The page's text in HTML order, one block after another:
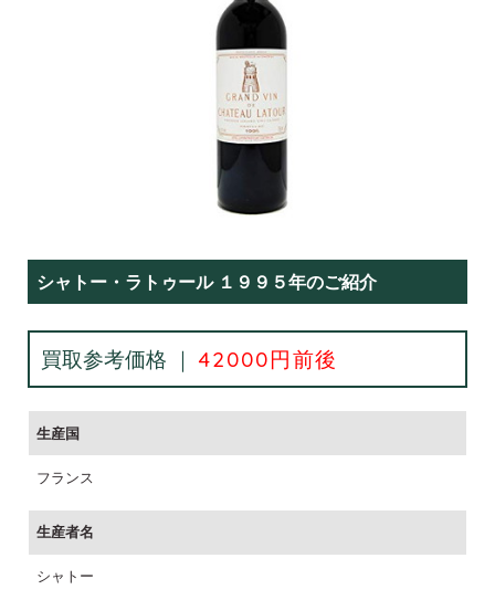
シャトー・ラトゥール １９９５年のご紹介
買取参考価格 ｜ 42000円前後
生産国
フランス
生産者名
シャトー